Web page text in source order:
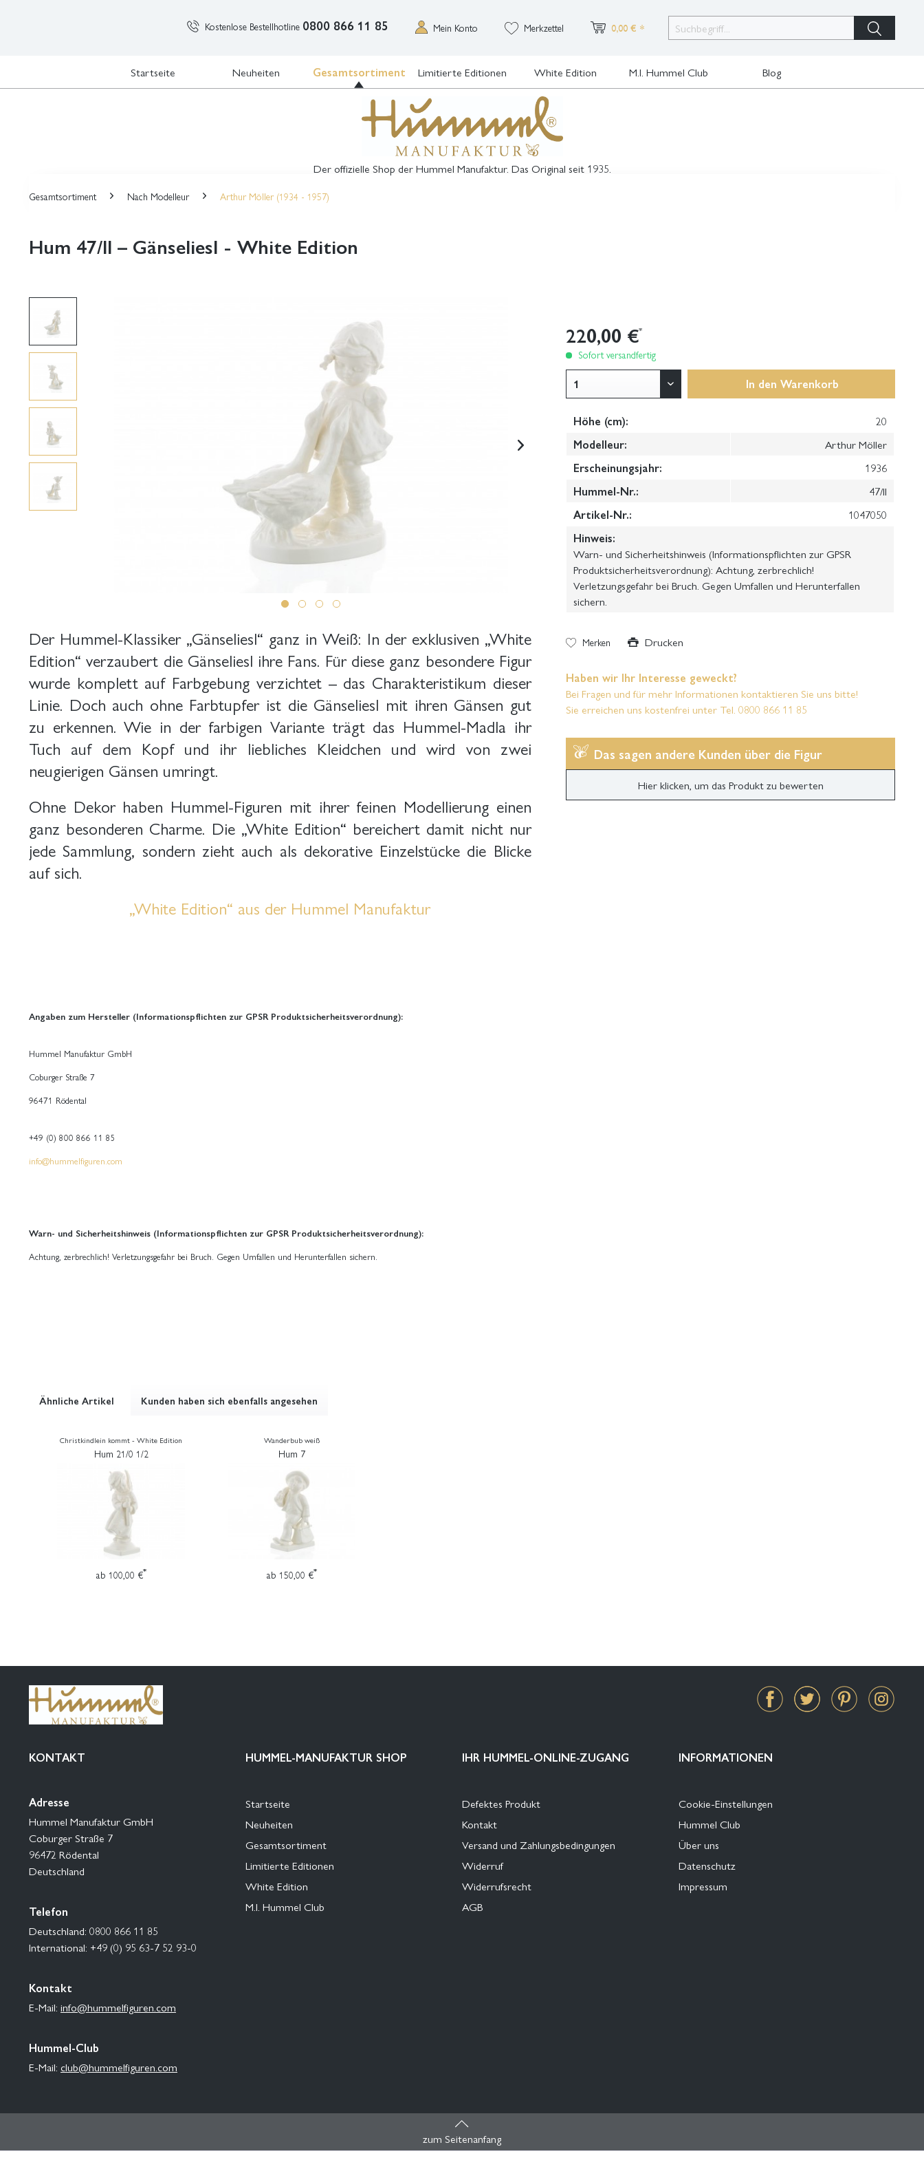
Kostenlose Bestellhotline 0800 866 11 85 Mein Konto Merkzettel 0,00 € *
Startseite Neuheiten Gesamtsortiment Limitierte Editionen White Edition M.I. Hummel Club Blog
Der offizielle Shop der Hummel Manufaktur. Das Original seit 1935.
Gesamtsortiment Nach Modelleur Arthur Möller (1934 - 1957)
Hum 47/II – Gänseliesl - White Edition
Der Hummel-Klassiker „Gänseliesl“ ganz in Weiß: In der exklusiven „White
Edition“ verzaubert die Gänseliesl ihre Fans. Für diese ganz besondere Figur
wurde komplett auf Farbgebung verzichtet – das Charakteristikum dieser
Linie. Doch auch ohne Farbtupfer ist die Gänseliesl mit ihren Gänsen gut
zu erkennen. Wie in der farbigen Variante trägt das Hummel-Madla ihr
Tuch auf dem Kopf und ihr liebliches Kleidchen und wird von zwei
neugierigen Gänsen umringt.
Ohne Dekor haben Hummel-Figuren mit ihrer feinen Modellierung einen
ganz besonderen Charme. Die „White Edition“ bereichert damit nicht nur
jede Sammlung, sondern zieht auch als dekorative Einzelstücke die Blicke
auf sich.
„White Edition“ aus der Hummel Manufaktur
Angaben zum Hersteller (Informationspflichten zur GPSR Produktsicherheitsverordnung):
Hummel Manufaktur GmbH
Coburger Straße 7
96471 Rödental
+49 (0) 800 866 11 85
info@hummelfiguren.com
Warn- und Sicherheitshinweis (Informationspflichten zur GPSR Produktsicherheitsverordnung):
Achtung, zerbrechlich! Verletzungsgefahr bei Bruch. Gegen Umfallen und Herunterfallen sichern.
220,00 €*
Sofort versandfertig
In den Warenkorb
Höhe (cm):
20
Modelleur:
Arthur Möller
Erscheinungsjahr:
1936
Hummel-Nr.:
47/II
Artikel-Nr.:
1047050
Hinweis:
Warn- und Sicherheitshinweis (Informationspflichten zur GPSR
Produktsicherheitsverordnung): Achtung, zerbrechlich!
Verletzungsgefahr bei Bruch. Gegen Umfallen und Herunterfallen
sichern.
Merken Drucken
Haben wir Ihr Interesse geweckt?
Bei Fragen und für mehr Informationen kontaktieren Sie uns bitte!
Sie erreichen uns kostenfrei unter Tel. 0800 866 11 85
Das sagen andere Kunden über die Figur
Hier klicken, um das Produkt zu bewerten
Ähnliche Artikel Kunden haben sich ebenfalls angesehen
Christkindlein kommt - White Edition
Hum 21/0 1/2
ab 100,00 €*
Wanderbub weiß
Hum 7
ab 150,00 €*
KONTAKT
Adresse
Hummel Manufaktur GmbH
Coburger Straße 7
96472 Rödental
Deutschland
Telefon
Deutschland: 0800 866 11 85
International: +49 (0) 95 63-7 52 93-0
Kontakt
E-Mail: info@hummelfiguren.com
Hummel-Club
E-Mail: club@hummelfiguren.com
HUMMEL-MANUFAKTUR SHOP
Startseite
Neuheiten
Gesamtsortiment
Limitierte Editionen
White Edition
M.I. Hummel Club
IHR HUMMEL-ONLINE-ZUGANG
Defektes Produkt
Kontakt
Versand und Zahlungsbedingungen
Widerruf
Widerrufsrecht
AGB
INFORMATIONEN
Cookie-Einstellungen
Hummel Club
Über uns
Datenschutz
Impressum
zum Seitenanfang